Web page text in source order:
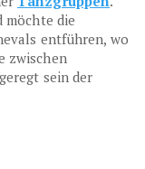
möchte die
entführen, wo
zwischen
sein der